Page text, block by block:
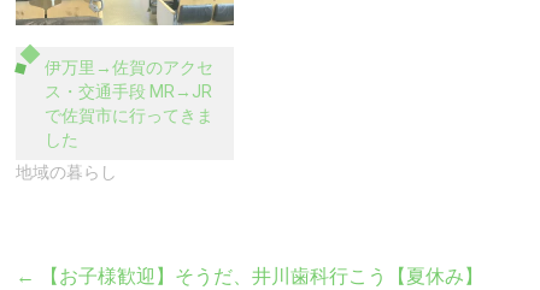
伊万里→佐賀のアクセ
ス・交通手段 MR→JR
で佐賀市に行ってきま
した
地域の暮らし
← 【お子様歓迎】そうだ、井川歯科行こう【夏休み】